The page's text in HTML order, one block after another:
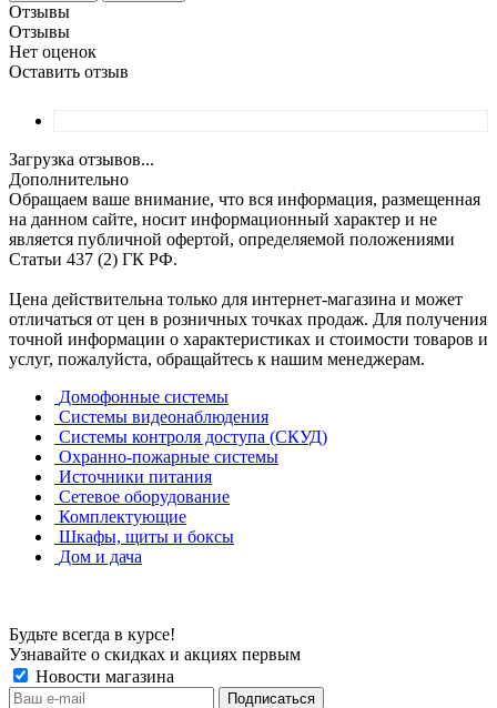
Отзывы
Отзывы
Нет оценок
Оставить отзыв
Загрузка отзывов...
Дополнительно
Обращаем ваше внимание, что вся информация, размещенная
на данном сайте, носит информационный характер и не
является публичной офертой, определяемой положениями
Статьи 437 (2) ГК РФ.
Цена действительна только для интернет-магазина и может
отличаться от цен в розничных точках продаж. Для получения
точной информации о характеристиках и стоимости товаров и
услуг, пожалуйста, обращайтесь к нашим менеджерам.
Домофонные системы
Системы видеонаблюдения
Системы контроля доступа (СКУД)
Охранно-пожарные системы
Источники питания
Сетевое оборудование
Комплектующие
Шкафы, щиты и боксы
Дом и дача
Будьте всегда в курсе!
Узнавайте о скидках и акциях первым
Новости магазина